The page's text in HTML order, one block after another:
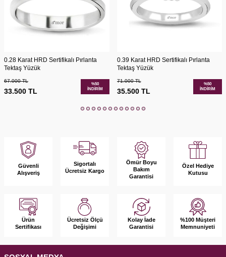
0.28 Karat HRD Sertifikalı Pırlanta
Tektaş Yüzük
67.000TL
33.500 TL
%50
İNDIRIM
0.39 Karat HRD Sertifikalı Pırlanta
Tektaş Yüzük
71.000TL
35.500TL
%50
İNDIRIM
Güvenli
Alışveriş
Sigortalı
Ücretsiz Kargo
Ömür Boyu
Bakım
Garantisi
Özel Hediye
Kutusu
Ürün
Sertifikası
Ücretsiz Ölçü
Değişimi
Kolay İade
Garantisi
%100 Müşteri
Memnuniyeti